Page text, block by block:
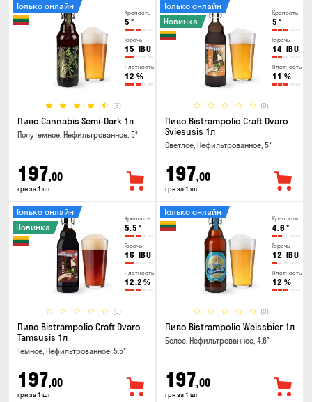
Крепость
5 °
Горечь
15 IBU
Плотность
12 %
(3)
Только онлайн
Пиво Cannabis Semi-Dark 1л
Полутемное, Нефильтрованное, 5°
197,00
грн за 1 шт
Крепость
5 °
Горечь
14 IBU
Плотность
11 %
(0)
Только онлайн
Новинка
Пиво Bistrampolio Craft Dvaro
Sviesusis 1л
Светлое, Нефильтрованное, 5°
197,00
грн за 1 шт
Крепость
5.5 °
Горечь
16 IBU
Плотность
12.2 %
(0)
Только онлайн
Новинка
Пиво Bistrampolio Craft Dvaro
Tamsusis 1л
Темное, Нефильтрованное, 5.5°
197,00
грн за 1 шт
Крепость
4.6 °
Горечь
12 IBU
Плотность
12 %
(0)
Только онлайн
Пиво Bistrampolio Weissbier 1л
Белое, Нефильтрованное, 4.6°
197,00
грн за 1 шт